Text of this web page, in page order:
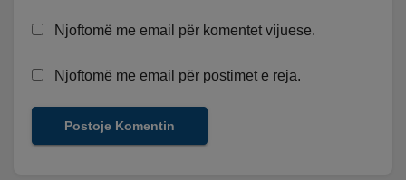
Njoftomë me email për komentet vijuese.
Njoftomë me email për postimet e reja.